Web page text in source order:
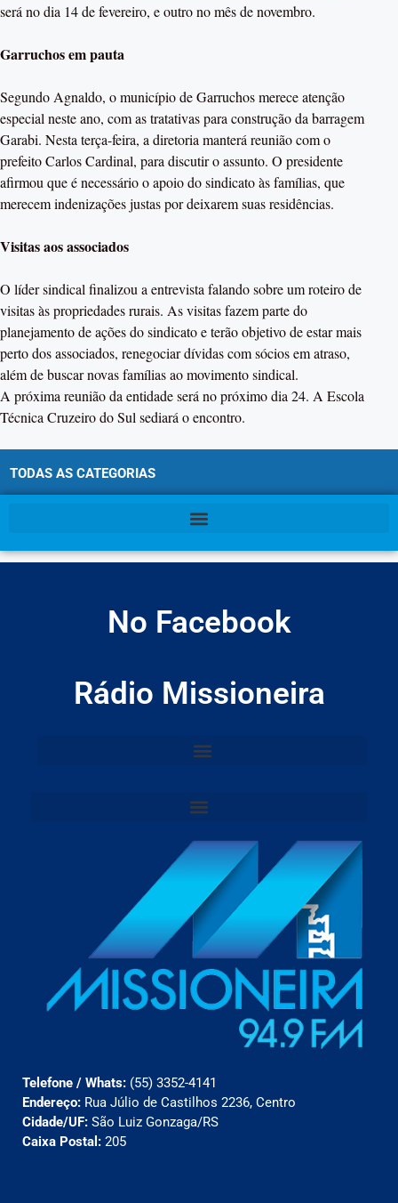
será no dia 14 de fevereiro, e outro no mês de novembro.
Garruchos em pauta
Segundo Agnaldo, o município de Garruchos merece atenção
especial neste ano, com as tratativas para construção da barragem
Garabi. Nesta terça-feira, a diretoria manterá reunião com o
prefeito Carlos Cardinal, para discutir o assunto. O presidente
afirmou que é necessário o apoio do sindicato às famílias, que
merecem indenizações justas por deixarem suas residências.
Visitas aos associados
O líder sindical finalizou a entrevista falando sobre um roteiro de
visitas às propriedades rurais. As visitas fazem parte do
planejamento de ações do sindicato e terão objetivo de estar mais
perto dos associados, renegociar dívidas com sócios em atraso,
além de buscar novas famílias ao movimento sindical.
A próxima reunião da entidade será no próximo dia 24. A Escola
Técnica Cruzeiro do Sul sediará o encontro.
TODAS AS CATEGORIAS
No Facebook
Rádio Missioneira
Telefone / Whats: (55) 3352-4141
Endereço: Rua Júlio de Castilhos 2236, Centro
Cidade/UF: São Luiz Gonzaga/RS
Caixa Postal: 205